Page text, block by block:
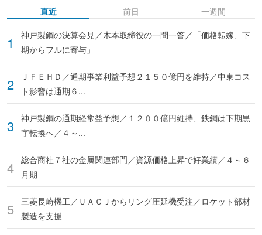
直近
神戸製鋼の決算会見／木本取締役の一問一答／「価格転嫁、下
期からフルに寄与」
ＪＦＥＨＤ／通期事業利益予想２１５０億円を維持／中東コス
ト影響は通期６...
神戸製鋼の通期経常益予想／１２００億円維持、鉄鋼は下期黒
字転換へ／４～...
総合商社７社の金属関連部門／資源価格上昇で好業績／４～６
月期
三菱長崎機工／ＵＡＣＪからリング圧延機受注／ロケット部材
製造を支援
前日 一週間